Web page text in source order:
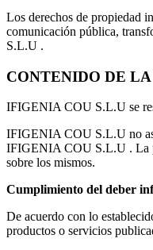
Los derechos de propiedad
comunicación pública,
S.L.U .
CONTENIDO DE
IFIGENIA COU S.L.U se
IFIGENIA COU S.L.U no
IFIGENIA COU S.L.U . La
sobre los mismos.
Cumplimiento del deber
De acuerdo con lo
productos o servicios